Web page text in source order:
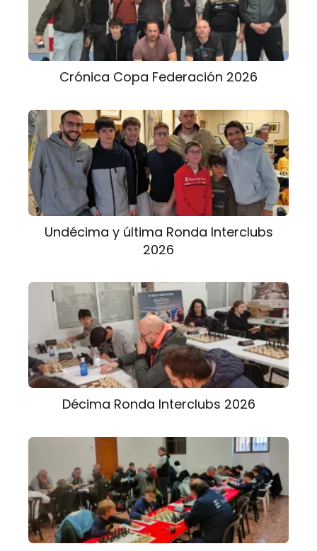
Crónica Copa Federación 2026
Undécima y última Ronda Interclubs
2026
Décima Ronda Interclubs 2026